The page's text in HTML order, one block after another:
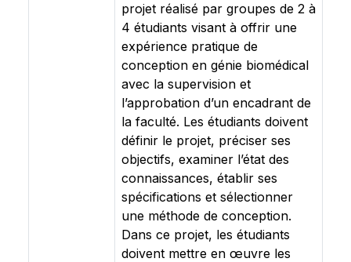
projet réalisé par groupes de 2 à
4 étudiants visant à offrir une
expérience pratique de
conception en génie biomédical
avec la supervision et
l’approbation d’un encadrant de
la faculté. Les étudiants doivent
définir le projet, préciser ses
objectifs, examiner l’état des
connaissances, établir ses
spécifications et sélectionner
une méthode de conception.
Dans ce projet, les étudiants
doivent mettre en œuvre les